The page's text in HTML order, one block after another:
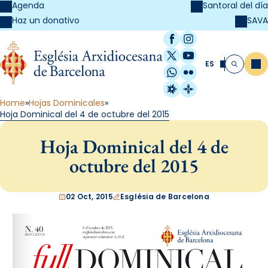
Agenda
Haz un donativo
Santoral del día
SAVA
Facebook
Instagram
X / Twitter
YouTube
WhatsApp
Flickr
Radio Estel
Catalunya
ES Buscar
Home Hojas Dominicales
Hoja Dominical del 4 de octubre del 2015
Hoja Dominical del 4 de
octubre del 2015
02 Oct, 2015 Església de Barcelona